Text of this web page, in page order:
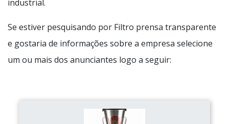
industrial.
Se estiver pesquisando por Filtro prensa transparente
e gostaria de informações sobre a empresa selecione
um ou mais dos anunciantes logo a seguir: